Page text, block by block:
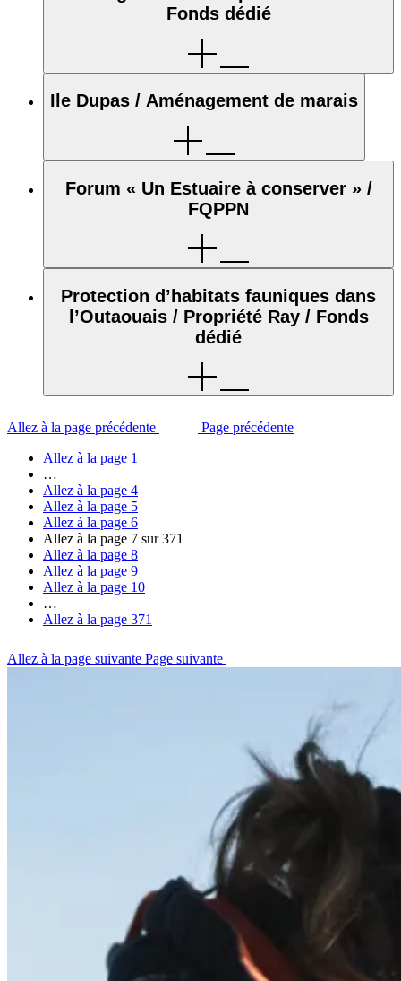
Fonds dédié
Ile Dupas / Aménagement de marais
Forum « Un Estuaire à conserver » /
FQPPN
Protection d’habitats fauniques dans
l’Outaouais / Propriété Ray / Fonds
dédié
Allez à la page précédente
Page précédente
Allez à la page 1
…
Allez à la page 4
Allez à la page 5
Allez à la page 6
Allez à la page 7 sur 371
Allez à la page 8
Allez à la page 9
Allez à la page 10
…
Allez à la page 371
Allez à la page suivante Page suivante